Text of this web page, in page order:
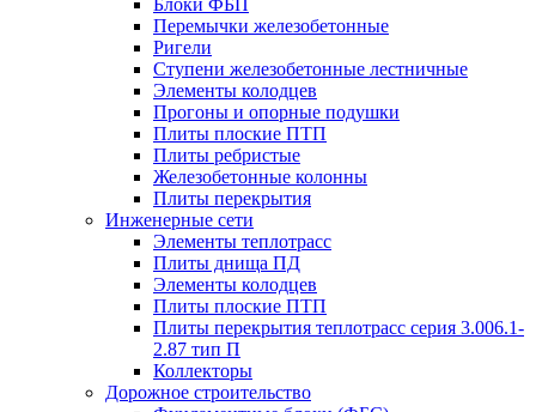
Блоки ФБП
Перемычки железобетонные
Ригели
Ступени железобетонные лестничные
Элементы колодцев
Прогоны и опорные подушки
Плиты плоские ПТП
Плиты ребристые
Железобетонные колонны
Плиты перекрытия
Инженерные сети
Элементы теплотрасс
Плиты днища ПД
Элементы колодцев
Плиты плоские ПТП
Плиты перекрытия теплотрасс серия 3.006.1-
2.87 тип П
Коллекторы
Дорожное строительство